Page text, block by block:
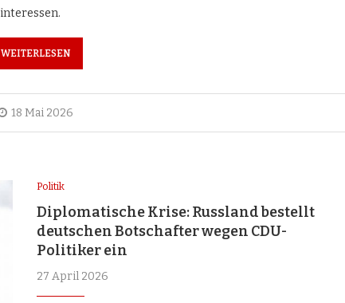
WEITERLESEN
18 Mai 2026
Politik
Diplomatische Krise: Russland bestellt
deutschen Botschafter wegen CDU-
Politiker ein
27 April 2026